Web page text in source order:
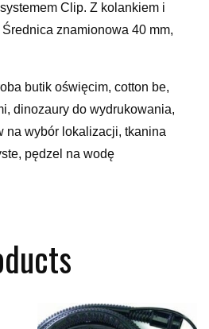
Clip. Z kolankiem i
Średnica znamionowa 40 mm,
butik oświęcim, cotton be,
dinozaury do wydrukowania,
na wybór lokalizacji, tkanina
pędzel na wodę